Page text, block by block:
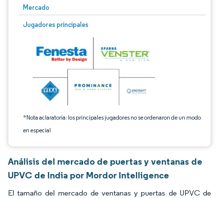
Mercado
Jugadores principales
*Nota aclaratoria: los principales jugadores no se ordenaron de un modo
en especial
Imagen © Mordor Intelligence. El uso requiere atribución según CC BY 4.0.
Análisis del mercado de puertas y ventanas de
UPVC de India por Mordor Intelligence
El tamaño del mercado de ventanas y puertas de UPVC de